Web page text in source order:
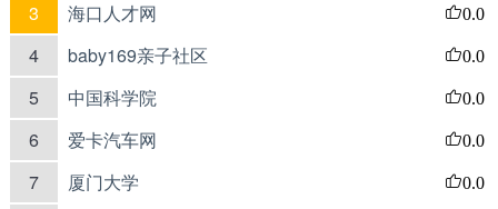
3 海口人才网 0.0
4 baby169亲子社区 0.0
5 中国科学院 0.0
6 爱卡汽车网 0.0
7 厦门大学 0.0